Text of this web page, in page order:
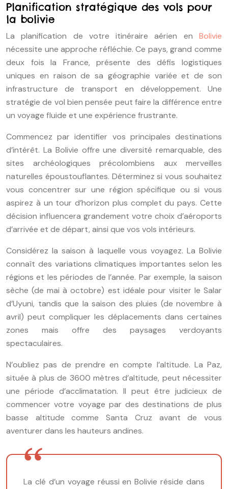
Planification stratégique des vols pour
la bolivie
La planification de votre itinéraire aérien en Bolivie
nécessite une approche réfléchie. Ce pays, grand comme
deux fois la France, présente des défis logistiques
uniques en raison de sa géographie variée et de son
infrastructure de transport en développement. Une
stratégie de vol bien pensée peut faire la différence entre
un voyage fluide et une expérience frustrante.
Commencez par identifier vos principales destinations
d’intérêt. La Bolivie offre une diversité remarquable, des
sites archéologiques précolombiens aux merveilles
naturelles époustouflantes. Déterminez si vous souhaitez
vous concentrer sur une région spécifique ou si vous
aspirez à un tour d’horizon plus complet du pays. Cette
décision influencera grandement votre choix d’aéroports
d’arrivée et de départ, ainsi que vos vols intérieurs.
Considérez la saison à laquelle vous voyagez. La Bolivie
connaît des variations climatiques importantes selon les
régions et les périodes de l’année. Par exemple, la saison
sèche (de mai à octobre) est idéale pour visiter le Salar
d’Uyuni, tandis que la saison des pluies (de novembre à
avril) peut compliquer les déplacements dans certaines
zones mais offre des paysages verdoyants
spectaculaires.
N’oubliez pas de prendre en compte l’altitude. La Paz,
située à plus de 3600 mètres d’altitude, peut nécessiter
une période d’acclimatation. Il peut être judicieux de
commencer votre voyage par des destinations de plus
basse altitude comme Santa Cruz avant de vous
aventurer dans les hauteurs andines.
La clé d’un voyage réussi en Bolivie réside dans